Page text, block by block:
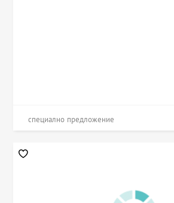
специално предложение